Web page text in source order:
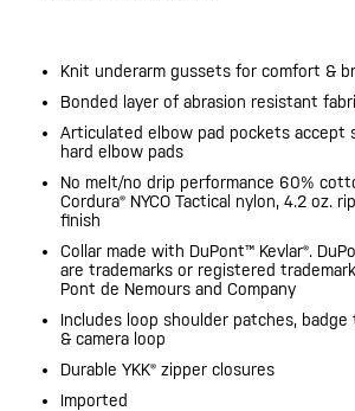
Knit underarm gussets for comfort &
Bonded layer of abrasion resistant
Articulated elbow pad pockets accept
hard elbow pads
No melt/no drip performance 60%
Cordura® NYCO Tactical nylon, 4.2 oz.
finish
Collar made with DuPont™ Kevlar®.
are trademarks or registered
Pont de Nemours and Company
Includes loop shoulder patches,
& camera loop
Durable YKK® zipper closures
Imported